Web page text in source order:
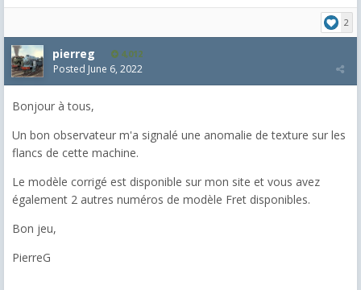
2
pierreg 4,012
Posted June 6, 2022
Bonjour à tous,
Un bon observateur m'a signalé une anomalie de texture sur les
flancs de cette machine.
Le modèle corrigé est disponible sur mon site et vous avez
également 2 autres numéros de modèle Fret disponibles.
Bon jeu,
PierreG